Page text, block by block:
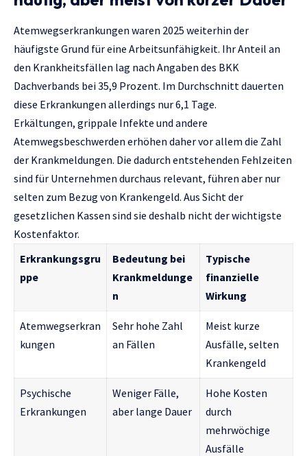
Atemwegserkrankungen waren 2025 weiterhin der
häufigste Grund für eine Arbeitsunfähigkeit. Ihr Anteil an
den Krankheitsfällen lag nach Angaben des BKK
Dachverbands bei 35,9 Prozent. Im Durchschnitt dauerten
diese Erkrankungen allerdings nur 6,1 Tage.
Erkältungen, grippale Infekte und andere
Atemwegsbeschwerden erhöhen daher vor allem die Zahl
der Krankmeldungen. Die dadurch entstehenden Fehlzeiten
sind für Unternehmen durchaus relevant, führen aber nur
selten zum Bezug von Krankengeld. Aus Sicht der
gesetzlichen Kassen sind sie deshalb nicht der wichtigste
Kostenfaktor.
Erkrankungsgru
ppe
Bedeutung bei
Krankmeldunge
n
Typische
finanzielle
Wirkung
Atemwegserkran
kungen
Sehr hohe Zahl
an Fällen
Meist kurze
Ausfälle, selten
Krankengeld
Psychische
Erkrankungen
Weniger Fälle,
aber lange Dauer
Hohe Kosten
durch
mehrwöchige
Ausfälle